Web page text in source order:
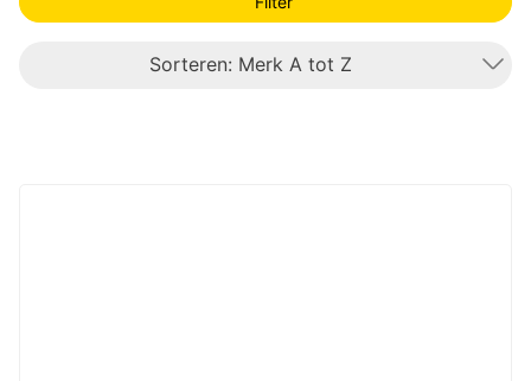
Sorteren: Merk A tot Z